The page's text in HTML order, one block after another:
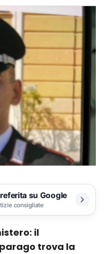
su Google
consigliate
il
trova la